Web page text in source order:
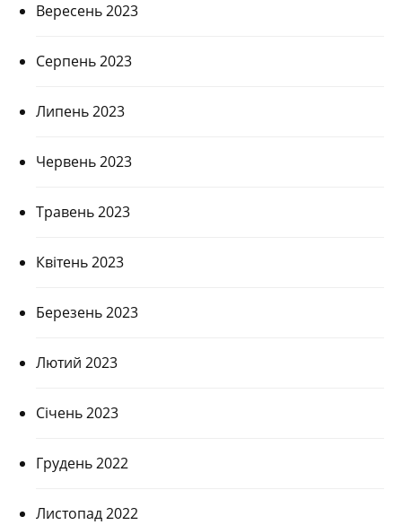
Вересень 2023
Серпень 2023
Липень 2023
Червень 2023
Травень 2023
Квітень 2023
Березень 2023
Лютий 2023
Січень 2023
Грудень 2022
Листопад 2022